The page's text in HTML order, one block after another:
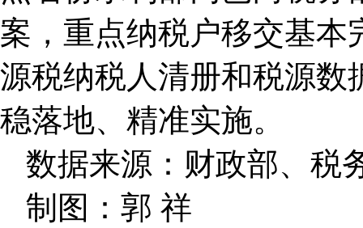
案，重点纳税户移交基本
源税纳税人清册和税源数
稳落地、精准实施。
数据来源：财政部、税
制图：郭 祥